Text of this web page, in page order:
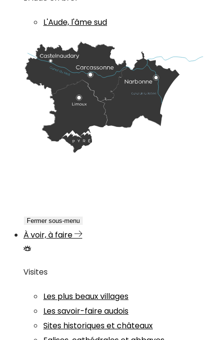
L'Aude, l'âme sud
Fermer sous-menu
À voir, à faire
Visites
Les plus beaux villages
Les savoir-faire audois
Sites historiques et châteaux